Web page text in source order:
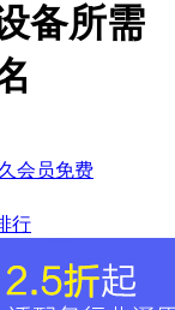
备所需
会员免费
行